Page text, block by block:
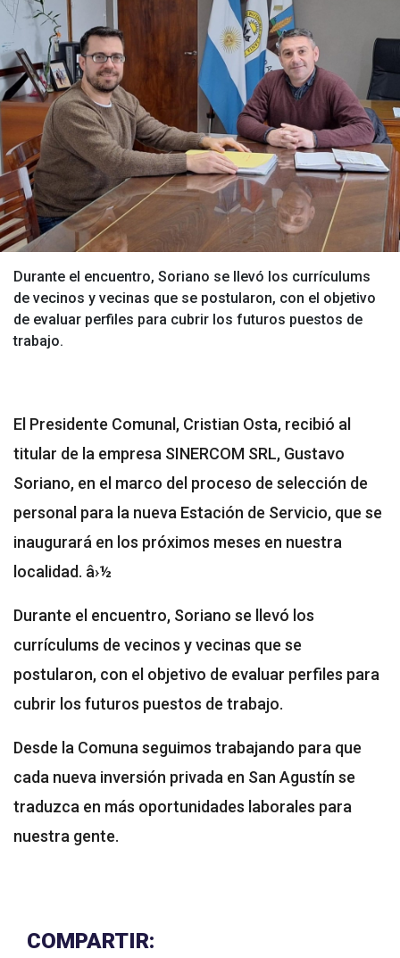
Durante el encuentro, Soriano se llevó los currículums
de vecinos y vecinas que se postularon, con el objetivo
de evaluar perfiles para cubrir los futuros puestos de
trabajo.
El Presidente Comunal, Cristian Osta, recibió al
titular de la empresa SINERCOM SRL, Gustavo
Soriano, en el marco del proceso de selección de
personal para la nueva Estación de Servicio, que se
inaugurará en los próximos meses en nuestra
localidad. â›½
Durante el encuentro, Soriano se llevó los
currículums de vecinos y vecinas que se
postularon, con el objetivo de evaluar perfiles para
cubrir los futuros puestos de trabajo.
Desde la Comuna seguimos trabajando para que
cada nueva inversión privada en San Agustín se
traduzca en más oportunidades laborales para
nuestra gente.
COMPARTIR: